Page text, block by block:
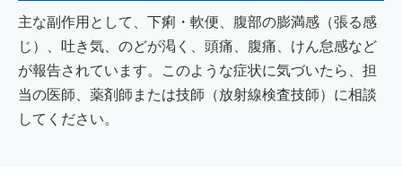
主な副作用として、下痢・軟便、腹部の膨満感（張る感
じ）、吐き気、のどが渇く、頭痛、腹痛、けん怠感など
が報告されています。このような症状に気づいたら、担
当の医師、薬剤師または技師（放射線検査技師）に相談
してください。